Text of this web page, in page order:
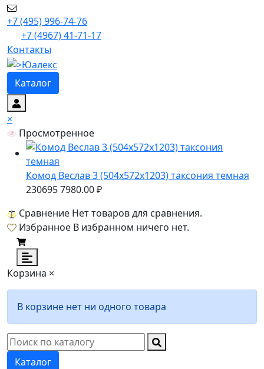
+7 (495) 996-74-76
+7 (4967) 41-71-17
Контакты
Каталог
×
Просмотренное
Комод Веслав 3 (504х572х1203) таксония темная
2306957980.00 ₽
Сравнение Нет товаров для сравнения.
Избранное В избранном ничего нет.
Корзина ×
В корзине нет ни одного товара
Каталог